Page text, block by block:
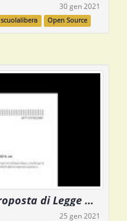
30 gen 2021
scuolalibera Open Source
Presentazione della proposta di Legge N. 124
25 gen 2021